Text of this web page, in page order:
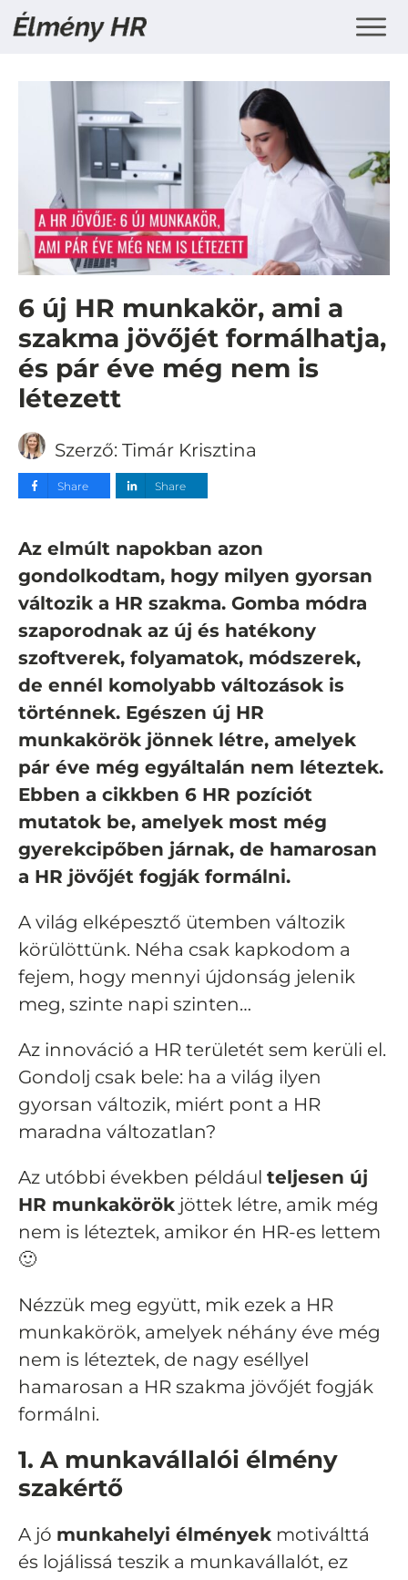
6 új HR munkakör, ami a
szakma jövőjét formálhatja,
és pár éve még nem is
létezett
Szerző: Timár Krisztina
Share Share
Az elmúlt napokban azon
gondolkodtam, hogy milyen gyorsan
változik a HR szakma. Gomba módra
szaporodnak az új és hatékony
szoftverek, folyamatok, módszerek,
de ennél komolyabb változások is
történnek. Egészen új HR
munkakörök jönnek létre, amelyek
pár éve még egyáltalán nem léteztek.
Ebben a cikkben 6 HR pozíciót
mutatok be, amelyek most még
gyerekcipőben járnak, de hamarosan
a HR jövőjét fogják formálni.
A világ elképesztő ütemben változik
körülöttünk. Néha csak kapkodom a
fejem, hogy mennyi újdonság jelenik
meg, szinte napi szinten…
Az innováció a HR területét sem kerüli el.
Gondolj csak bele: ha a világ ilyen
gyorsan változik, miért pont a HR
maradna változatlan?
Az utóbbi években például teljesen új
HR munkakörök jöttek létre, amik még
nem is léteztek, amikor én HR-es lettem
🙂
Nézzük meg együtt, mik ezek a HR
munkakörök, amelyek néhány éve még
nem is léteztek, de nagy eséllyel
hamarosan a HR szakma jövőjét fogják
formálni.
1. A munkavállalói élmény
szakértő
A jó munkahelyi élmények motiválttá
és lojálissá teszik a munkavállalót, ez